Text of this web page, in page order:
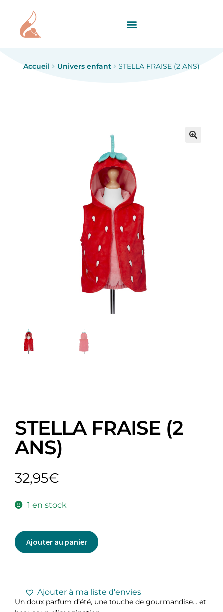
Accueil Univers enfant STELLA FRAISE (2 ANS)
STELLA FRAISE (2
ANS)
32,95€
1 en stock
Ajouter au panier
Ajouter à ma liste d'envies
Un doux parfum d’été, une touche de gourmandise… et